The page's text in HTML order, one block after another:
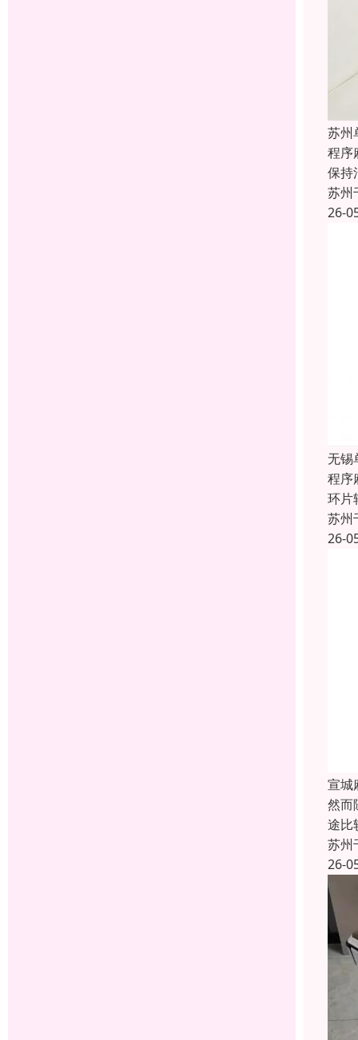
苏州
程序
保持
苏州
26-
无锡
程序
环片
苏州
26-
宣城
然而
途比
苏州
26-